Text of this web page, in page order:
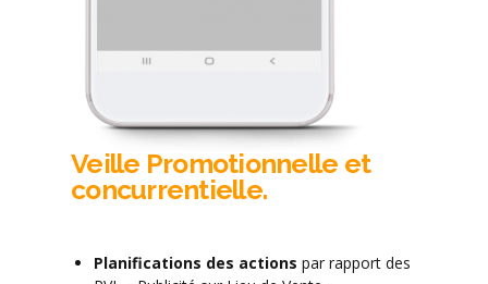
Veille Promotionnelle et
concurrentielle.
Planifications des actions par rapport des